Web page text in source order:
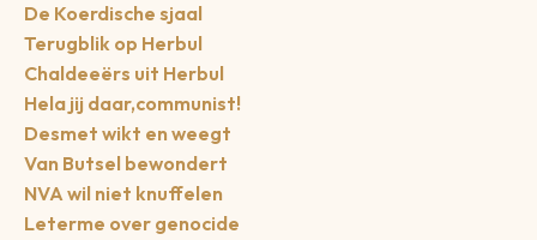
De Koerdische sjaal
Terugblik op Herbul
Chaldeeërs uit Herbul
Hela jij daar,communist!
Desmet wikt en weegt
Van Butsel bewondert
NVA wil niet knuffelen
Leterme over genocide